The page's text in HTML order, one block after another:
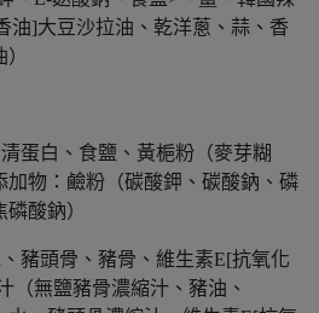
油]大豆沙拉油、乾洋蔥、蒜、香
蛋白、食鹽、黃梔粉（麥芽糊
加物：鹼粉（碳酸鉀、碳酸鈉、磷
酸鈉）
豬頭骨、豬骨、維生素E[抗氧化
（無鹽豬骨濃縮汁、豬油、